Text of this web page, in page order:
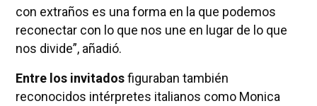
con extraños es una forma en la que podemos
reconectar con lo que nos une en lugar de lo que
nos divide”, añadió.
Entre los invitadosfiguraban también
reconocidos intérpretes italianos como Monica